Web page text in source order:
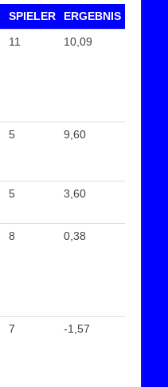
SPIELER
ERGEBNIS
11 10,09
5 9,60
5 3,60
8 0,38
7 -1,57